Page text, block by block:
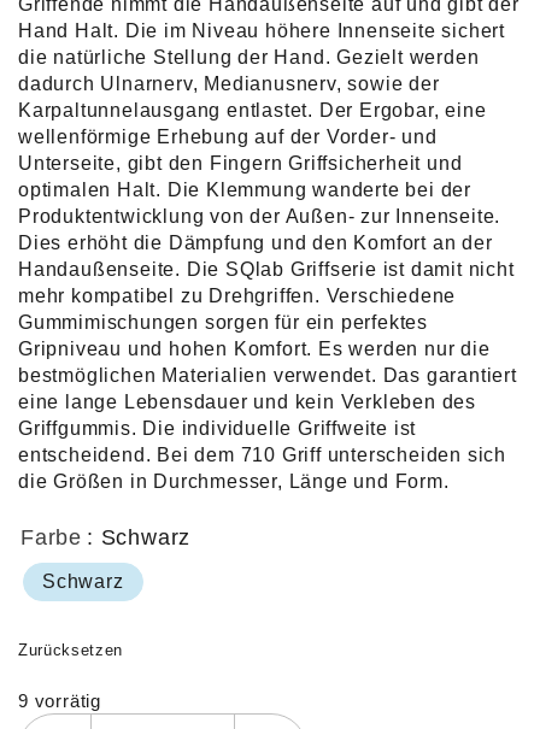
Hand Halt. Die im Niveau höhere Innenseite sichert
die natürliche Stellung der Hand. Gezielt werden
dadurch Ulnarnerv, Medianusnerv, sowie der
Karpaltunnelausgang entlastet. Der Ergobar, eine
wellenförmige Erhebung auf der Vorder- und
Unterseite, gibt den Fingern Griffsicherheit und
optimalen Halt. Die Klemmung wanderte bei der
Produktentwicklung von der Außen- zur Innenseite.
Dies erhöht die Dämpfung und den Komfort an der
Handaußenseite. Die SQlab Griffserie ist damit nicht
mehr kompatibel zu Drehgriffen. Verschiedene
Gummimischungen sorgen für ein perfektes
Gripniveau und hohen Komfort. Es werden nur die
bestmöglichen Materialien verwendet. Das garantiert
eine lange Lebensdauer und kein Verkleben des
Griffgummis. Die individuelle Griffweite ist
entscheidend. Bei dem 710 Griff unterscheiden sich
die Größen in Durchmesser, Länge und Form.
Farbe : Schwarz
Schwarz
Zurücksetzen
9 vorrätig